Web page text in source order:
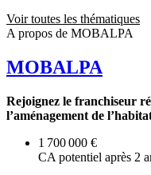
Voir toutes les thématiques
A propos de MOBALPA
MOBALPA
Rejoignez le franchiseur
l’aménagement de
1 700 000 €
CA potentiel après 2